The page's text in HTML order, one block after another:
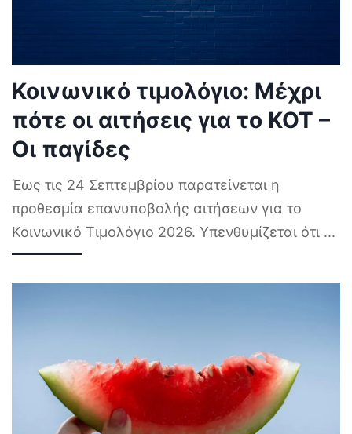
Κοινωνικό τιμολόγιο: Μέχρι
πότε οι αιτήσεις για το ΚΟΤ –
Οι παγίδες
Έως τις 24 Σεπτεμβρίου παρατείνεται η
προθεσμία επανυποβολής αιτήσεων για το
Κοινωνικό Τιμολόγιο 2026. Υπενθυμίζεται ότι ...